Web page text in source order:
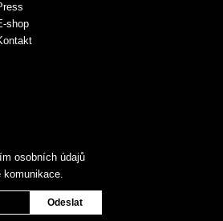
shop
osobních údajů
komunikace.